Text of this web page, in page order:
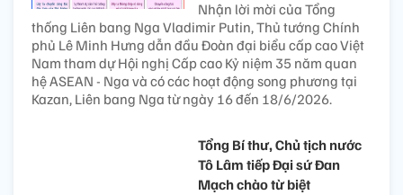
Nhận lời mời của Tổng
thống Liên bang Nga Vladimir Putin, Thủ tướng Chính
phủ Lê Minh Hưng dẫn đầu Đoàn đại biểu cấp cao Việt
Nam tham dự Hội nghị Cấp cao Kỷ niệm 35 năm quan
hệ ASEAN - Nga và có các hoạt động song phương tại
Kazan, Liên bang Nga từ ngày 16 đến 18/6/2026.
Tổng Bí thư, Chủ tịch nước
Tô Lâm tiếp Đại sứ Đan
Mạch chào từ biệt